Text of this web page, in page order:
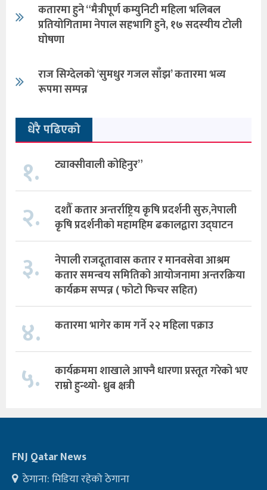
कतारमा हुने “मैत्रीपूर्ण कम्युनिटी महिला भलिबल
प्रतियोगितामा नेपाल सहभागि हुने, १७ सदस्यीय टोली
घोषणा
राज सिग्देलको ‘सुमधुर गजल साँझ’ कतारमा भव्य
रूपमा सम्पन्न
धेरै पढिएको
१. ट्याक्सीवाली कोहिनुर”
२.
दशौँ कतार अन्तर्राष्ट्रिय कृषि प्रदर्शनी सुरु,नेपाली
कृषि प्रदर्शनीको महामहिम ढकालद्वारा उद्घाटन
३.
नेपाली राजदूतावास कतार र मानवसेवा आश्रम
कतार समन्वय समितिको आयोजनामा अन्तरक्रिया
कार्यक्रम सप्पन्न ( फोटो फिचर सहित)
४. कतारमा भागेर काम गर्ने २२ महिला पक्राउ
५.
कार्यक्रममा शाखाले आफ्नै धारणा प्रस्तूत गरेको भए
राम्रो हुन्थ्यो- ध्रुब क्षत्री
FNJ Qatar News
ठेगाना: मिडिया रहेको ठेगाना